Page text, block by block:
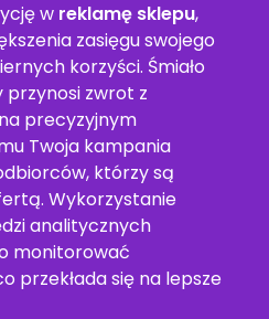
w reklamę sklepu,
zasięgu swojego
korzyści. Śmiało
zwrot z
precyzyjnym
Twoja kampania
którzy są
Wykorzystanie
analitycznych
monitorować
przekłada się na lepsze